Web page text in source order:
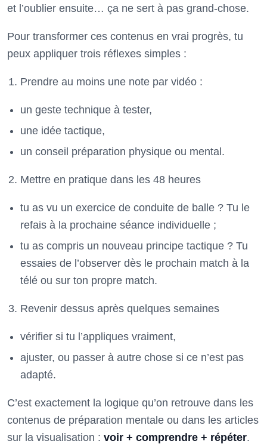
et l’oublier ensuite… ça ne sert à pas grand-chose.
Pour transformer ces contenus en vrai progrès, tu
peux appliquer trois réflexes simples :
Prendre au moins une note par vidéo :
un geste technique à tester,
une idée tactique,
un conseil préparation physique ou mental.
Mettre en pratique dans les 48 heures
tu as vu un exercice de conduite de balle ? Tu le
refais à la prochaine séance individuelle ;
tu as compris un nouveau principe tactique ? Tu
essaies de l’observer dès le prochain match à la
télé ou sur ton propre match.
Revenir dessus après quelques semaines
vérifier si tu l’appliques vraiment,
ajuster, ou passer à autre chose si ce n’est pas
adapté.
C’est exactement la logique qu’on retrouve dans les
contenus de préparation mentale ou dans les articles
sur la visualisation : voir + comprendre + répéter.